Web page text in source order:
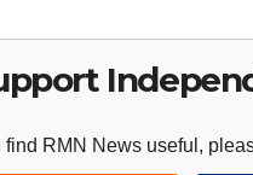
find RMN News useful,